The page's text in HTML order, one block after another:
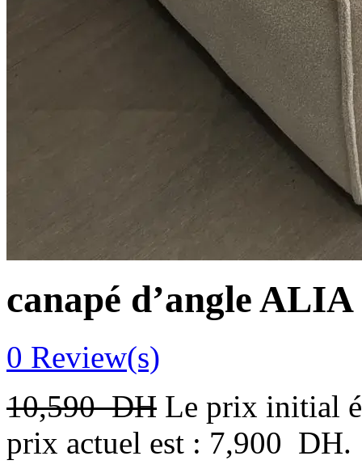
canapé d’angle ALIA
0 Review(s)
10,590DH Le prix initial
prix actuel est : 7,900 DH.